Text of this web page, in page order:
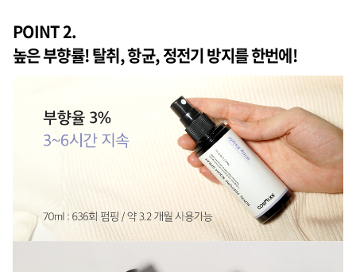
POINT 2.
높은 부향률! 탈취, 항균, 정전기 방지를 한번에!